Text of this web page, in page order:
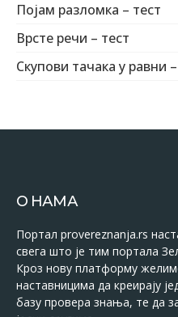
Појам разломка – тест
Врсте речи – тест
Скупови тачака у равни
О НАМА
Портал provereznanja.rs
свега што је тим портала
Кроз нову платформу
наставницима да креирају
базу провера знања, те да